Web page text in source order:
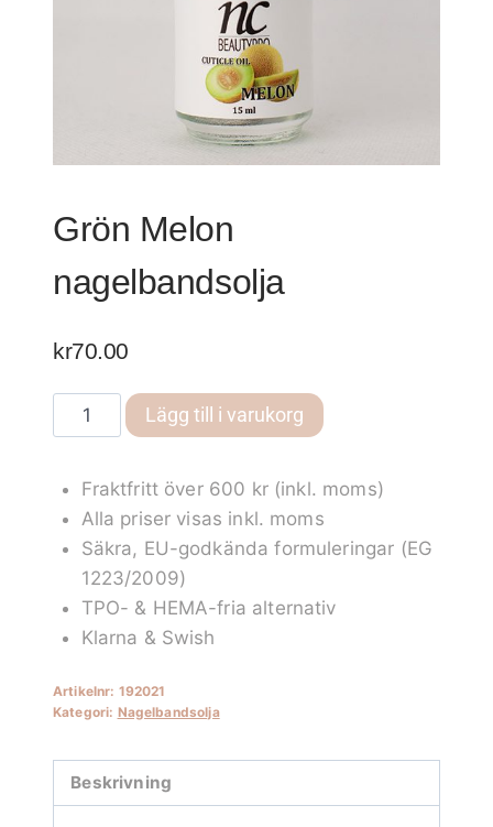
Grön Melon
nagelbandsolja
kr70.00
Grön
Melon
mängd
Lägg till i varukorg
Fraktfritt över 600 kr (inkl. moms)
Alla priser visas inkl. moms
Säkra, EU-godkända formuleringar (EG
1223/2009)
TPO- & HEMA-fria alternativ
Klarna & Swish
Artikelnr: 192021
Kategori: Nagelbandsolja
Beskrivning